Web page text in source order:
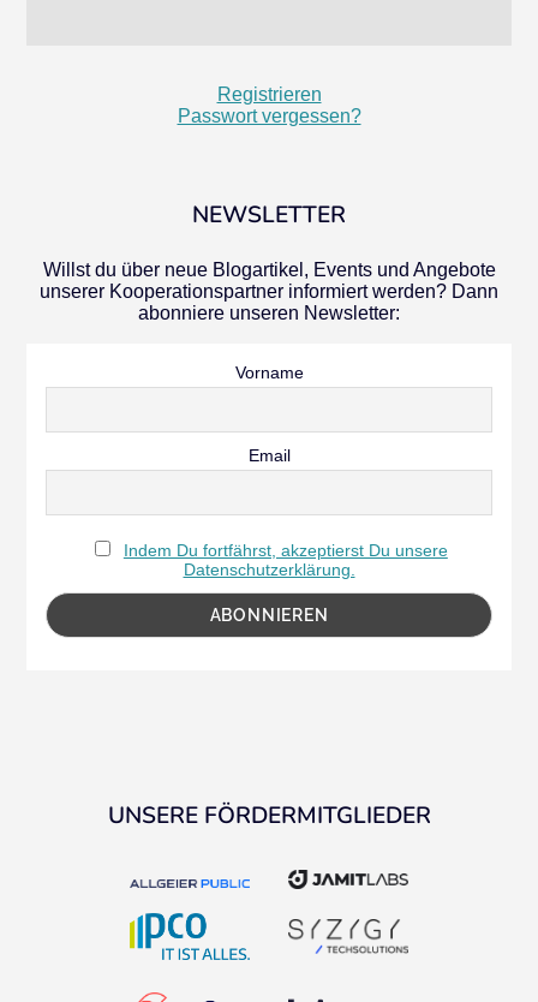
Registrieren
Passwort vergessen?
NEWSLETTER
Willst du über neue Blogartikel, Events und Angebote
unserer Kooperationspartner informiert werden? Dann
abonniere unseren Newsletter:
Vorname
Email
Indem Du fortfährst, akzeptierst Du unsere
Datenschutzerklärung.
UNSERE FÖRDERMITGLIEDER